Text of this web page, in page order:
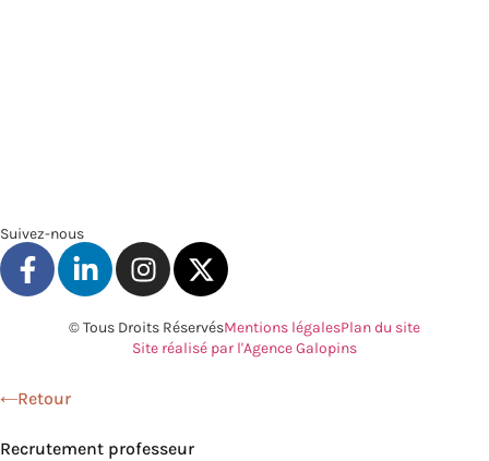
Suivez-nous
© Tous Droits RéservésMentions légalesPlan du site
Site réalisé par l'Agence Galopins
Retour
Recrutement professeur